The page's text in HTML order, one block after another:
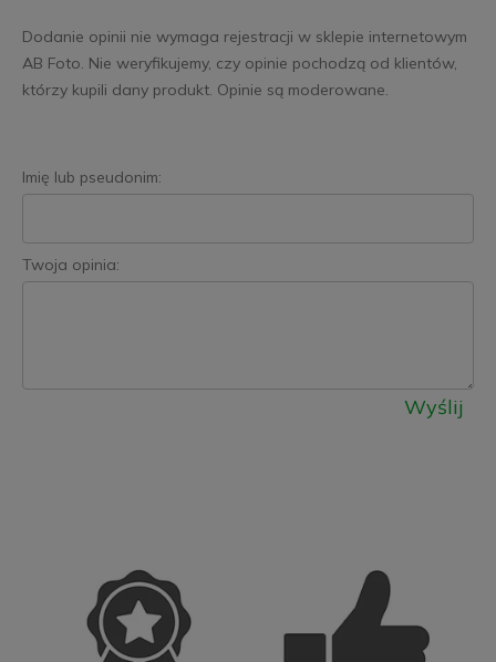
Dodanie opinii nie wymaga rejestracji w sklepie internetowym
AB Foto. Nie weryfikujemy, czy opinie pochodzą od klientów,
którzy kupili dany produkt. Opinie są moderowane.
Imię lub pseudonim:
Twoja opinia:
Wyślij